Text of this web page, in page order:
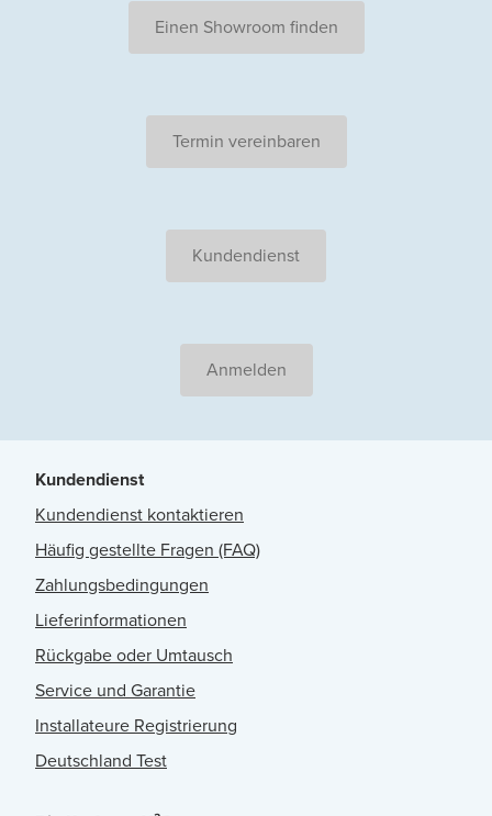
Einen Showroom finden
Termin vereinbaren
Kundendienst
Anmelden
Kundendienst
Kundendienst kontaktieren
Häufig gestellte Fragen (FAQ)
Zahlungsbedingungen
Lieferinformationen
Rückgabe oder Umtausch
Service und Garantie
Installateure Registrierung
Deutschland Test